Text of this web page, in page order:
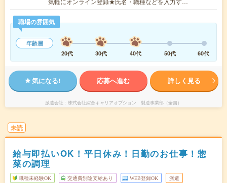
職場の雰囲気
年齢層
20代
30代 40代 50代 60代
気になる! 応募へ進む 詳しく見る
派遣会社 株式会社綜合キャリアオプション 製造事業部（全国）
未読
給与即払いOK！平日休み！日勤のお仕事！惣
菜の調理
職種未経験OK 交通費別途支給あり WEB登録OK 派遣